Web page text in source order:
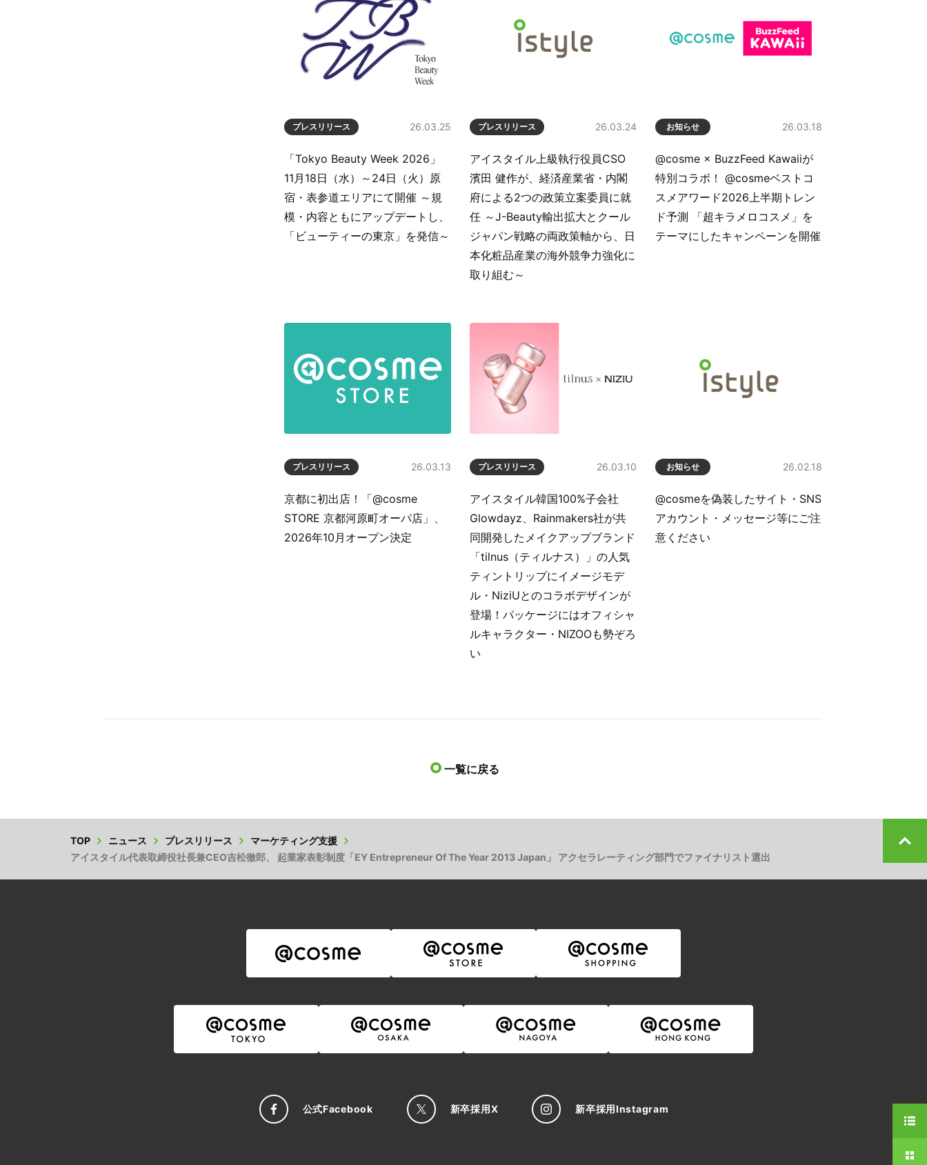
プレスリリース 26.03.25
「Tokyo Beauty Week 2026」
11月18日（水）～24日（火）原
宿・表参道エリアにて開催 ～規
模・内容ともにアップデートし、
「ビューティーの東京」を発信～
プレスリリース 26.03.24
アイスタイル上級執行役員CSO
濱田 健作が、経済産業省・内閣
府による2つの政策立案委員に就
任 ～J-Beauty輸出拡大とクール
ジャパン戦略の両政策軸から、日
本化粧品産業の海外競争力強化に
取り組む～
お知らせ 26.03.18
@cosme × BuzzFeed Kawaiiが
特別コラボ！ @cosmeベストコ
スメアワード2026上半期トレン
ド予測 「超キラメロコスメ」を
テーマにしたキャンペーンを開催
プレスリリース 26.03.13
京都に初出店！「@cosme
STORE 京都河原町オーパ店」、
2026年10月オープン決定
プレスリリース 26.03.10
アイスタイル韓国100%子会社
Glowdayz、Rainmakers社が共
同開発したメイクアップブランド
「tilnus（ティルナス）」の人気
ティントリップにイメージモデ
ル・NiziUとのコラボデザインが
登場！パッケージにはオフィシャ
ルキャラクター・NIZOOも勢ぞろ
い
お知らせ 26.02.18
@cosmeを偽装したサイト・SNS
アカウント・メッセージ等にご注
意ください
一覧に戻る
TOP ニュース プレスリリース
マーケティング支援
アイスタイル代表取締役社長兼CEO吉松徹郎、 起業家表彰制度「EY Entrepreneur Of The Year 2013 Japan」 アクセラレーティング部門でファイナリスト選出
公式Facebook 新卒採用X 新卒採用Instagram